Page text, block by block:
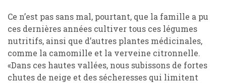
Ce n’est pas sans mal, pourtant, que la famille a pu
ces dernières années cultiver tous ces légumes
nutritifs, ainsi que d’autres plantes médicinales,
comme la camomille et la verveine citronnelle.
«Dans ces hautes vallées, nous subissons de fortes
chutes de neige et des sécheresses qui limitent